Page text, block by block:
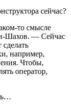
сейчас?
то смысле
Шахов. — Сейчас
например,
Чтобы,
оператор,